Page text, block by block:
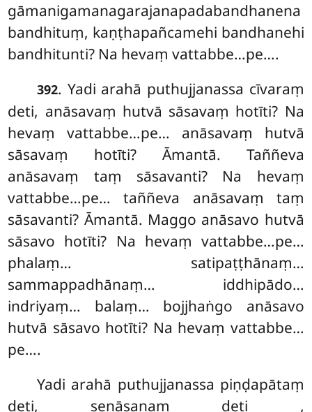
gāmanigamanagarajanapadabandhanena
bandhituṃ, kaṇṭhapañcamehi bandhanehi
bandhitunti? Na hevaṃ vattabbe…pe….
392. Yadi arahā puthujjanassa cīvaraṃ
deti, anāsavaṃ hutvā sāsavaṃ hotīti? Na
hevaṃ vattabbe…pe… anāsavaṃ hutvā
sāsavaṃ hotīti? Āmantā. Taññeva
anāsavaṃ taṃ sāsavanti? Na hevaṃ
vattabbe…pe… taññeva anāsavaṃ taṃ
sāsavanti? Āmantā. Maggo anāsavo hutvā
sāsavo hotīti? Na hevaṃ vattabbe…pe…
phalaṃ… satipaṭṭhānaṃ…
sammappadhānaṃ… iddhipādo…
indriyaṃ… balaṃ… bojjhaṅgo anāsavo
hutvā sāsavo hotīti? Na hevaṃ vattabbe…
pe….
Yadi arahā puthujjanassa piṇḍapātaṃ
deti, senāsanaṃ deti ,